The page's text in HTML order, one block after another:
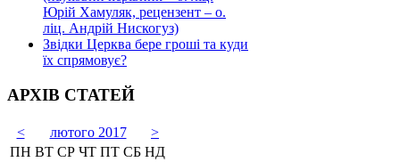
Юрій Хамуляк, рецензент – о.
ліц. Андрій Нискогуз)
Звідки Церква бере гроші та куди
їх спрямовує?
АРХІВ СТАТЕЙ
< лютого 2017
>
ПН ВТ СР ЧТ ПТ СБ НД